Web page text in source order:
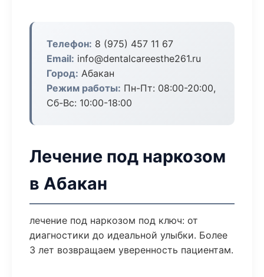
Телефон: 8 (975) 457 11 67
Email: info@dentalcareesthe261.ru
Город: Абакан
Режим работы: Пн-Пт: 08:00-20:00,
Сб-Вс: 10:00-18:00
Лечение под наркозом
в Абакан
лечение под наркозом под ключ: от
диагностики до идеальной улыбки. Более
3 лет возвращаем уверенность пациентам.